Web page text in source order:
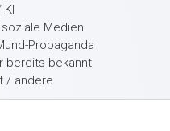
KI
Medien
Propaganda
bereits bekannt
/ andere